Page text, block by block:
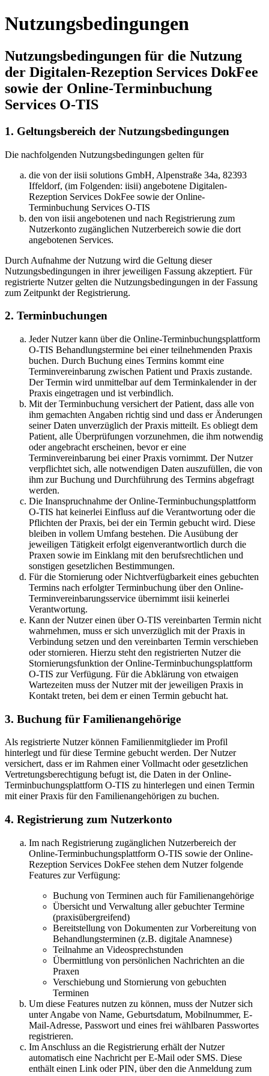
Nutzungsbedingungen
Nutzungsbedingungen für die Nutzung
der Digitalen-Rezeption Services DokFee
sowie der Online-Terminbuchung
Services O-TIS
1. Geltungsbereich der Nutzungsbedingungen
Die nachfolgenden Nutzungsbedingungen gelten für
die von der iisii solutions GmbH, Alpenstraße 34a, 82393
Iffeldorf, (im Folgenden: iisii) angebotene Digitalen-
Rezeption Services DokFee sowie der Online-
Terminbuchung Services O-TIS
den von iisii angebotenen und nach Registrierung zum
Nutzerkonto zugänglichen Nutzerbereich sowie die dort
angebotenen Services.
Durch Aufnahme der Nutzung wird die Geltung dieser
Nutzungsbedingungen in ihrer jeweiligen Fassung akzeptiert. Für
registrierte Nutzer gelten die Nutzungsbedingungen in der Fassung
zum Zeitpunkt der Registrierung.
2. Terminbuchungen
Jeder Nutzer kann über die Online-Terminbuchungsplattform
O-TIS Behandlungstermine bei einer teilnehmenden Praxis
buchen. Durch Buchung eines Termins kommt eine
Terminvereinbarung zwischen Patient und Praxis zustande.
Der Termin wird unmittelbar auf dem Terminkalender in der
Praxis eingetragen und ist verbindlich.
Mit der Terminbuchung versichert der Patient, dass alle von
ihm gemachten Angaben richtig sind und dass er Änderungen
seiner Daten unverzüglich der Praxis mitteilt. Es obliegt dem
Patient, alle Überprüfungen vorzunehmen, die ihm notwendig
oder angebracht erscheinen, bevor er eine
Terminvereinbarung bei einer Praxis vornimmt. Der Nutzer
verpflichtet sich, alle notwendigen Daten auszufüllen, die von
ihm zur Buchung und Durchführung des Termins abgefragt
werden.
Die Inanspruchnahme der Online-Terminbuchungsplattform
O-TIS hat keinerlei Einfluss auf die Verantwortung oder die
Pflichten der Praxis, bei der ein Termin gebucht wird. Diese
bleiben in vollem Umfang bestehen. Die Ausübung der
jeweiligen Tätigkeit erfolgt eigenverantwortlich durch die
Praxen sowie im Einklang mit den berufsrechtlichen und
sonstigen gesetzlichen Bestimmungen.
Für die Stornierung oder Nichtverfügbarkeit eines gebuchten
Termins nach erfolgter Terminbuchung über den Online-
Terminvereinbarungsservice übernimmt iisii keinerlei
Verantwortung.
Kann der Nutzer einen über O-TIS vereinbarten Termin nicht
wahrnehmen, muss er sich unverzüglich mit der Praxis in
Verbindung setzen und den vereinbarten Termin verschieben
oder stornieren. Hierzu steht den registrierten Nutzer die
Stornierungsfunktion der Online-Terminbuchungsplattform
O-TIS zur Verfügung. Für die Abklärung von etwaigen
Wartezeiten muss der Nutzer mit der jeweiligen Praxis in
Kontakt treten, bei dem er einen Termin gebucht hat.
3. Buchung für Familienangehörige
Als registrierte Nutzer können Familienmitglieder im Profil
hinterlegt und für diese Termine gebucht werden. Der Nutzer
versichert, dass er im Rahmen einer Vollmacht oder gesetzlichen
Vertretungsberechtigung befugt ist, die Daten in der Online-
Terminbuchungsplattform O-TIS zu hinterlegen und einen Termin
mit einer Praxis für den Familienangehörigen zu buchen.
4. Registrierung zum Nutzerkonto
Im nach Registrierung zugänglichen Nutzerbereich der
Online-Terminbuchungsplattform O-TIS sowie der Online-
Rezeption Services DokFee stehen dem Nutzer folgende
Features zur Verfügung:
Buchung von Terminen auch für Familienangehörige
Übersicht und Verwaltung aller gebuchter Termine
(praxisübergreifend)
Bereitstellung von Dokumenten zur Vorbereitung von
Behandlungsterminen (z.B. digitale Anamnese)
Teilnahme an Videosprechstunden
Übermittlung von persönlichen Nachrichten an die
Praxen
Verschiebung und Stornierung von gebuchten
Terminen
Um diese Features nutzen zu können, muss der Nutzer sich
unter Angabe von Name, Geburtsdatum, Mobilnummer, E-
Mail-Adresse, Passwort und eines frei wählbaren Passwortes
registrieren.
Im Anschluss an die Registrierung erhält der Nutzer
automatisch eine Nachricht per E-Mail oder SMS. Diese
enthält einen Link oder PIN, über den die Anmeldung zum